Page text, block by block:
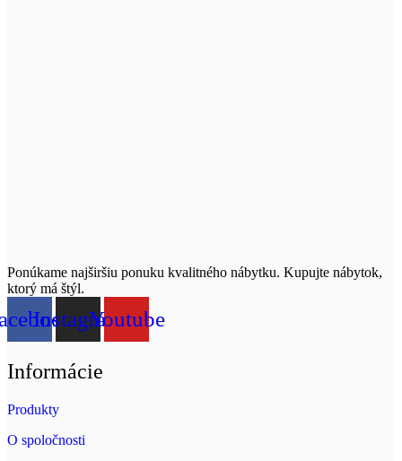
Ponúkame najširšiu ponuku kvalitného nábytku. Kupujte nábytok,
ktorý má štýl.
InstagramYoutube
Informácie
Produkty
O spoločnosti